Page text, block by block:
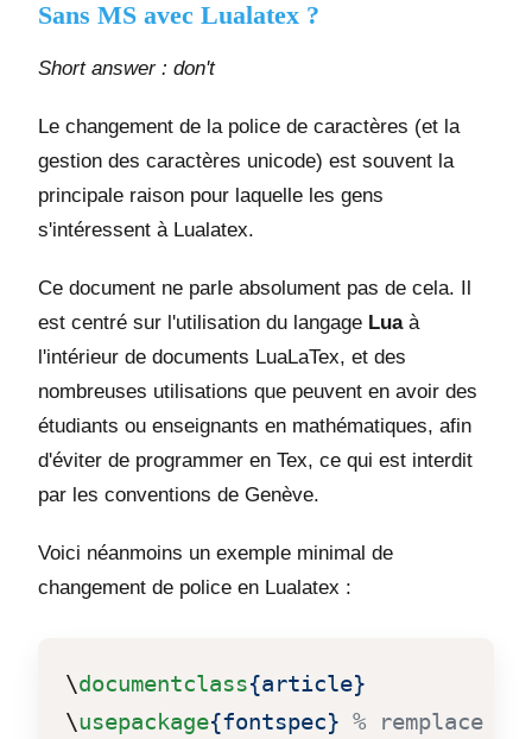
Sans MS avec Lualatex ?
Short answer : don't
Le changement de la police de caractères (et la
gestion des caractères unicode) est souvent la
principale raison pour laquelle les gens
s'intéressent à Lualatex.
Ce document ne parle absolument pas de cela. Il
est centré sur l'utilisation du langage Luaà
l'intérieur de documents LuaLaTex, et des
nombreuses utilisations que peuvent en avoir des
étudiants ou enseignants en mathématiques, afin
d'éviter de programmer en Tex, ce qui est interdit
par les conventions de Genève.
Voici néanmoins un exemple minimal de
changement de police en Lualatex :
\documentclass{article}
\usepackage{fontspec} % remplace